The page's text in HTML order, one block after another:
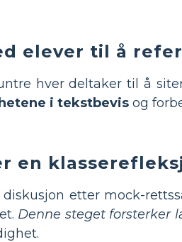
elever til å
hver deltaker til å
i tekstbevis og
en
diskusjon etter mock-
Denne steget forsterker